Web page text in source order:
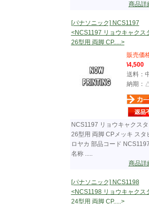
商品
[パナソニック] NCS1197
<NCS1197 リョウキャクス
26型用 両脚 CP.....>
販売価
\4,500
送料：
納期：
NCS1197 リョウキャクス
26型用 両脚 CPメッキ スタ
ロヤカ 部品コード
名称 .....
商品
[パナソニック] NCS1198
<NCS1198 リョウキャクス
24型用 両脚 CP.....>